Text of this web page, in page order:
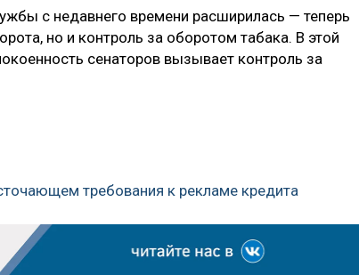
с недавнего времени расширилась — теперь
но и контроль за оборотом табака. В этой
сенаторов вызывает контроль за
требования к рекламе кредита